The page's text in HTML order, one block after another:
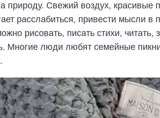
природу. Свежий воздух, красивые
расслабиться, привести мысли
рисовать, писать стихи, читать,
Многие люди любят семейные